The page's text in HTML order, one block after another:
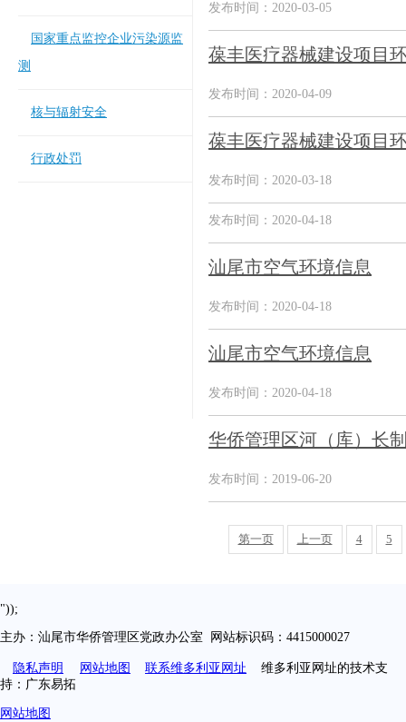
国家重点监控企业污染源监
测
核与辐射安全
行政处罚
发布时间：2020-03-05
葆丰医疗器械建设项目
发布时间：2020-04-09
葆丰医疗器械建设项目
发布时间：2020-03-18
发布时间：2020-04-18
汕尾市空气环境信息
发布时间：2020-04-18
汕尾市空气环境信息
发布时间：2020-04-18
华侨管理区河（库）长
发布时间：2019-06-20
第一页 上一页 4 5
"));
主办：汕尾市华侨管理区党政办公室 网站标识码：4415000027
隐私声明 网站地图 联系维多利亚网址 维多利亚网址的技术支
持：广东易拓
网站地图